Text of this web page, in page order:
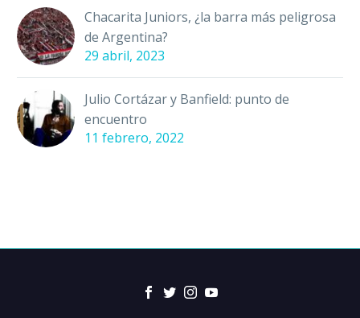
Chacarita Juniors, ¿la barra más peligrosa
de Argentina?
29 abril, 2023
Julio Cortázar y Banfield: punto de
encuentro
11 febrero, 2022